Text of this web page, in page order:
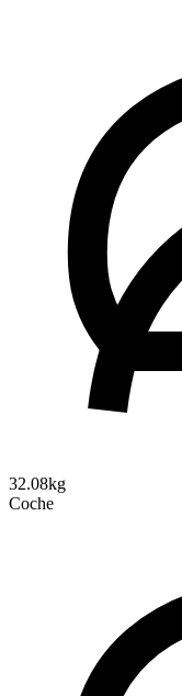
32.08kg
Coche